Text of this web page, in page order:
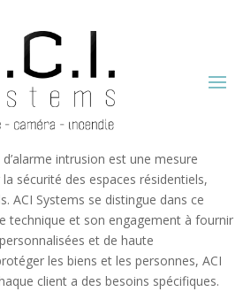
intrusion est une mesure
sécurité des espaces résidentiels,
ACI Systems se distingue dans ce
technique et son engagement à fournir
et de haute
les biens et les personnes, ACI
client a des besoins spécifiques.